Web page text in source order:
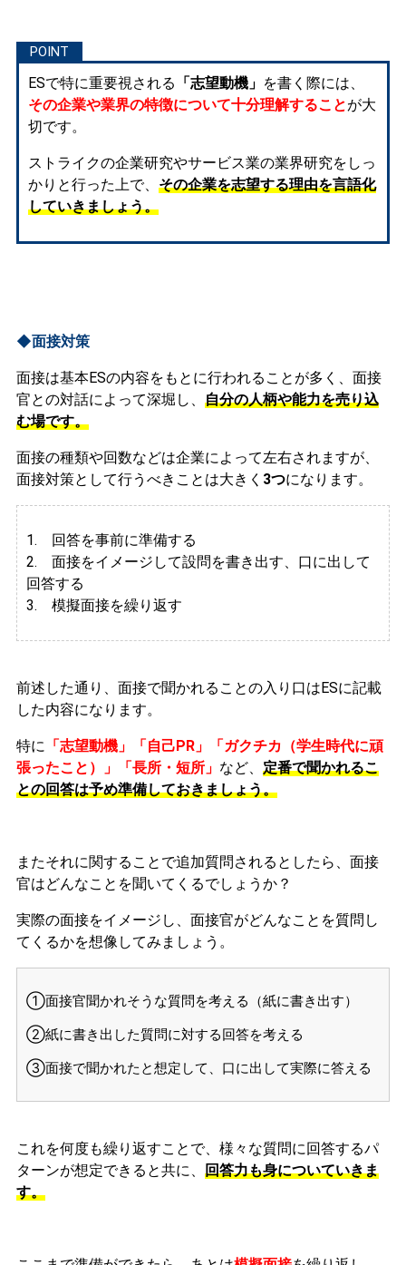
ESで特に重要視される 「志望動機」 を書く際には、
その企業や業界の特徴について十分理解することが大
切です。
ストライクの企業研究やサービス業の業界研究をしっ
かりと行った上で、 その企業を志望する理由を言語化
していきましょう。
◆面接対策
面接は基本ESの内容をもとに行われることが多く、面接
官との対話によって深堀し、 自分の人柄や能力を売り込
む場です。
面接の種類や回数などは企業によって左右されますが、
面接対策として行うべきことは大きく 3つになります。
1. 回答を事前に準備する
2. 面接をイメージして設問を書き出す、口に出して
回答する
3. 模擬面接を繰り返す
前述した通り、面接で聞かれることの入り口はESに記載
した内容になります。
特に 「志望動機」「自己PR」「ガクチカ（学生時代に頑
張ったこと）」「長所・短所」 など、 定番で聞かれるこ
との回答は予め準備しておきましょう。
またそれに関することで追加質問されるとしたら、面接
官はどんなことを聞いてくるでしょうか？
実際の面接をイメージし、面接官がどんなことを質問し
てくるかを想像してみましょう。
①面接官聞かれそうな質問を考える（紙に書き出す）
②紙に書き出した質問に対する回答を考える
③面接で聞かれたと想定して、口に出して実際に答える
これを何度も繰り返すことで、様々な質問に回答するパ
ターンが想定できると共に、 回答力も身についていきま
す。